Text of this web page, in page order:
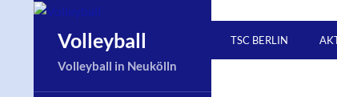
Volleyball TSC BERLIN
Volleyball in Neukölln